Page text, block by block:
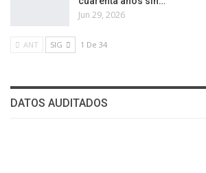
Jun 29, 2026
ANT SIG 1 De 34
DATOS AUDITADOS